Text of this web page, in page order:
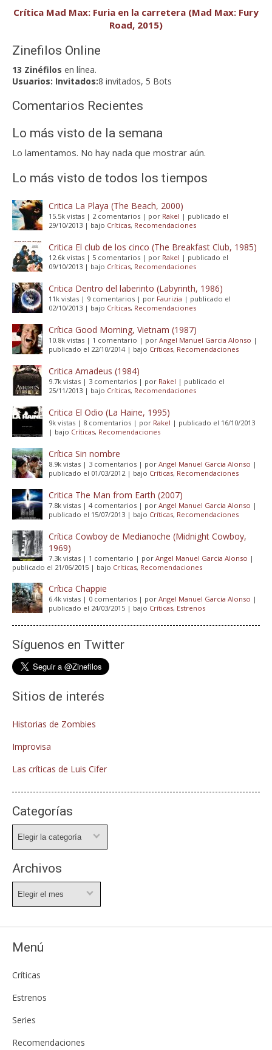
Crítica Mad Max: Furia en la carretera (Mad Max: Fury
Road, 2015)
Zinefilos Online
13 Zinéfilos en línea.
Usuarios: Invitados:8 invitados, 5 Bots
Comentarios Recientes
Lo más visto de la semana
Lo lamentamos. No hay nada que mostrar aún.
Lo más visto de todos los tiempos
Critica La Playa (The Beach, 2000)
15.5k vistas | 2 comentarios | por Rakel | publicado el
29/10/2013 | bajo Críticas, Recomendaciones
Critica El club de los cinco (The Breakfast Club, 1985)
12.6k vistas | 5 comentarios | por Rakel | publicado el
09/10/2013 | bajo Críticas, Recomendaciones
Critica Dentro del laberinto (Labyrinth, 1986)
11k vistas | 9 comentarios | por Faurizia | publicado el
02/10/2013 | bajo Críticas, Recomendaciones
Crítica Good Morning, Vietnam (1987)
10.8k vistas | 1 comentario | por Angel Manuel Garcia Alonso |
publicado el 22/10/2014| bajo Críticas, Recomendaciones
Critica Amadeus (1984)
9.7k vistas | 3 comentarios | por Rakel | publicado el
25/11/2013 | bajo Críticas, Recomendaciones
Critica El Odio (La Haine, 1995)
9k vistas | 8 comentarios | por Rakel | publicado el 16/10/2013
| bajo Críticas, Recomendaciones
Crítica Sin nombre
8.9k vistas | 3 comentarios | por Angel Manuel Garcia Alonso |
publicado el 01/03/2012| bajo Críticas, Recomendaciones
Critica The Man from Earth (2007)
7.8k vistas | 4 comentarios | por Angel Manuel Garcia Alonso |
publicado el 15/07/2013 | bajo Críticas, Recomendaciones
Crítica Cowboy de Medianoche (Midnight Cowboy,
1969)
7.3k vistas | 1 comentario | por Angel Manuel Garcia Alonso |
publicado el 21/06/2015 | bajo Críticas, Recomendaciones
Crítica Chappie
6.4k vistas | 0 comentarios | por Angel Manuel Garcia Alonso |
publicado el 24/03/2015 | bajo Críticas, Estrenos
Síguenos en Twitter
Sitios de interés
Historias de Zombies
Improvisa
Las críticas de Luis Cifer
Categorías
Archivos
Menú
Críticas
Estrenos
Series
Recomendaciones